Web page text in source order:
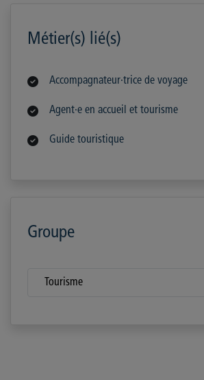
Métier(s) lié(s)
Accompagnateur·trice de voyage
Agent·e en accueil et tourisme
Guide touristique
Groupe
Tourisme